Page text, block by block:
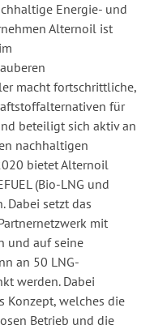
Energie- und
Alternoil ist
macht fortschrittliche,
für
beteiligt sich aktiv an
nachhaltigen
bietet Alternoil
(Bio-LNG und
Dabei setzt das
mit
und auf seine
an 50 LNG-
werden. Dabei
welches die
Betrieb und die